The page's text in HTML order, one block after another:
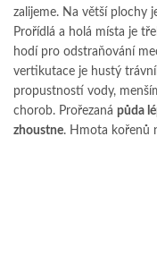
zalijeme. Na větší plochy
Prořídlá a holá místa je
hodí pro odstraňování
vertikutace je hustý
propustností vody,
chorob. Prořezaná půda
zhoustne. Hmota kořenů